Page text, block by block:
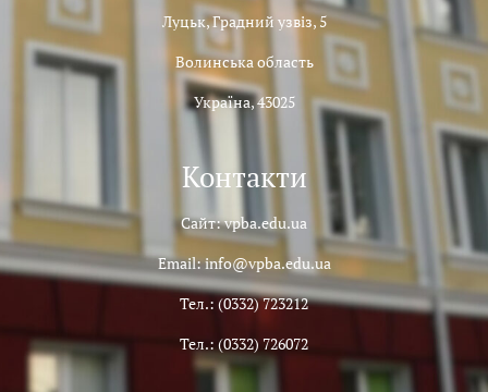
Луцьк, Градний узвіз, 5
Волинська область
Україна, 43025
Контакти
Сайт: vpba.edu.ua
Email: info@vpba.edu.ua
Тел.: (0332) 723212
Тел.: (0332) 726072